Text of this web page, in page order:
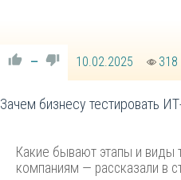
— 10.02.2025 318
Зачем бизнесу тестировать
Какие бывают этапы и виды
компаниям — рассказали в